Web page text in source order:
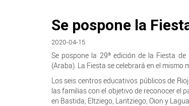
Se pospone la
2020-04-15
Se pospone la 29ª edición de la Fiesta
(Araba). La Fiesta se celebrará en el
Los seis centros educativos públicos de
las familias con el objetivo de reconocer el
en Bastida, Eltziego, Lantziego, Oion y